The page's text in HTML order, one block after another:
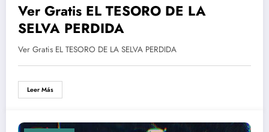
Ver Gratis EL TESORO DE LA
SELVA PERDIDA
Ver Gratis EL TESORO DE LA SELVA PERDIDA
Leer Más